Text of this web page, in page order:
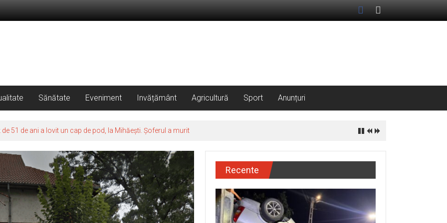
Sănătate Eveniment Invățământ Agricultură Sport Anunțuri
51 de ani a lovit un cap de pod, la Mihăești. Șoferul a murit
Recente